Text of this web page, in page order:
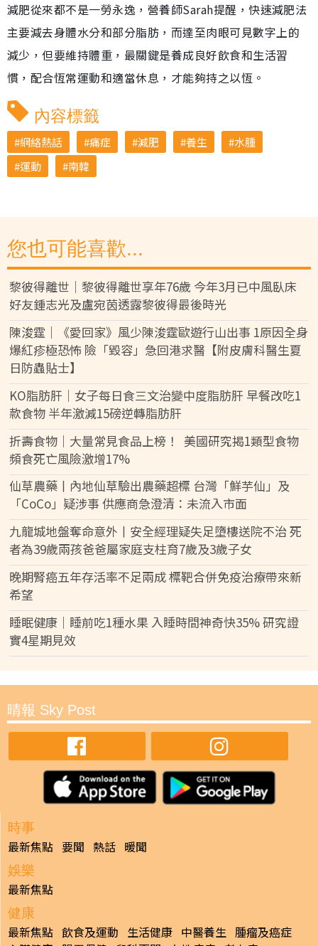
減肥從來都不是一勞永逸，營養師Sarah提醒，快速減肥法
主要減去身體水分和部分脂肪，而達至肉眼可見數字上的
減少，但要維持體重，最關鍵是養成良好飲食和生活習
慣，配合恆常運動和適當休息，才能夠持之以恆。
內容標籤
網絡熱話 痛症 減肥 養生
水腫
運動
南韓
您也可能喜歡...
黎彼得離世｜黎彼得離世享年76歲 今年3月已中風臥床
好友鍾志光及盧宛茵透露黎彼得最後時光
陳浚霆｜《愛回家》風少陳浚霆歐遊行山出事 1原因全身
爆紅疹極恐怖 險「毀容」急回港求醫【附皮膚科醫生夏
日防蟲貼士】
KO脂肪肝｜女子每日食三文治變中度脂肪肝 早餐改吃1
款食物 半年激減15磅逆轉脂肪肝
折壽食物｜大量常見食品上榜！ 美國研究揭1類型食物
頻食死亡風險激增17%
仙草農藥丨內地仙草驗出農藥超標 台灣「鮮芋仙」及
「CoCo」疑涉事 供應商急澄清：未流入市面
九龍城地盤奪命意外丨安全經理疑失足墮樓送院不治 死
者為39歲兩孩爸爸屬家庭支柱育7歲及3歲子女
晚期腎癌五年存活率不足兩成 標靶合併免疫治療帶來新
希望
睡眠健康｜睡前吃1種水果 入睡時間神奇快35% 研究證
實4星期見效
晴報 Sky Post
時事
最新焦點 要聞 熱話 暖聞
娛樂
最新焦點
健康
最新焦點 飲食及運動 生活健康 中醫養生 腫瘤及癌症